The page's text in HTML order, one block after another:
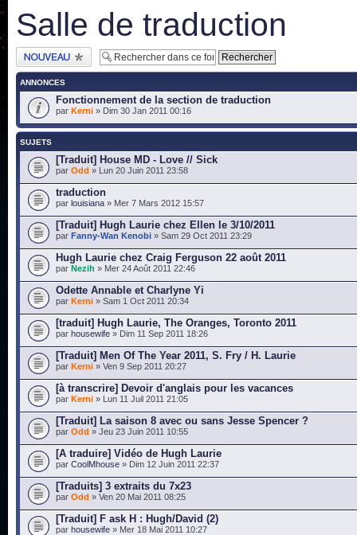
Salle de traduction
Publier un nouveau
sujet
ANNONCES
Fonctionnement de la section de traduction
par Kerni » Dim 30 Jan 2011 00:16
SUJETS
[Traduit] House MD - Love // Sick
par Odd » Lun 20 Juin 2011 23:58
traduction
par louisiana » Mer 7 Mars 2012 15:57
[Traduit] Hugh Laurie chez Ellen le 3/10/2011
par Fanny-Wan Kenobi » Sam 29 Oct 2011 23:29
Hugh Laurie chez Craig Ferguson 22 août 2011
par Nezih » Mer 24 Août 2011 22:46
Odette Annable et Charlyne Yi
par Kerni » Sam 1 Oct 2011 20:34
[traduit] Hugh Laurie, The Oranges, Toronto 2011
par housewife » Dim 11 Sep 2011 18:26
[Traduit] Men Of The Year 2011, S. Fry / H. Laurie
par Kerni » Ven 9 Sep 2011 20:27
[à transcrire] Devoir d'anglais pour les vacances
par Kerni » Lun 11 Juil 2011 21:05
[Traduit] La saison 8 avec ou sans Jesse Spencer ?
par Odd » Jeu 23 Juin 2011 10:55
[A traduire] Vidéo de Hugh Laurie
par CoolMhouse » Dim 12 Juin 2011 22:37
[Traduits] 3 extraits du 7x23
par Odd » Ven 20 Mai 2011 08:25
[Traduit] F ask H : Hugh/David (2)
par housewife » Mer 18 Mai 2011 10:27